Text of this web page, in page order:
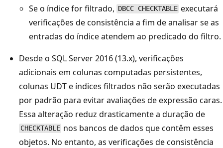
Se o índice for filtrado, DBCC CHECKTABLE executará
verificações de consistência a fim de analisar se as
entradas do índice atendem ao predicado do filtro.
Desde o SQL Server 2016 (13.x), verificações
adicionais em colunas computadas persistentes,
colunas UDT e índices filtrados não serão executadas
por padrão para evitar avaliações de expressão caras.
Essa alteração reduz drasticamente a duração de
CHECKTABLE nos bancos de dados que contêm esses
objetos. No entanto, as verificações de consistência